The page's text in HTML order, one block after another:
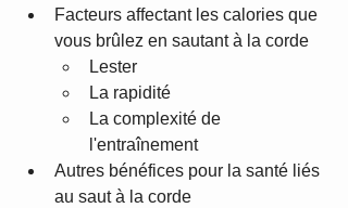
Facteurs affectant les calories que
vous brûlez en sautant à la corde
Lester
La rapidité
La complexité de
l'entraînement
Autres bénéfices pour la santé liés
au saut à la corde